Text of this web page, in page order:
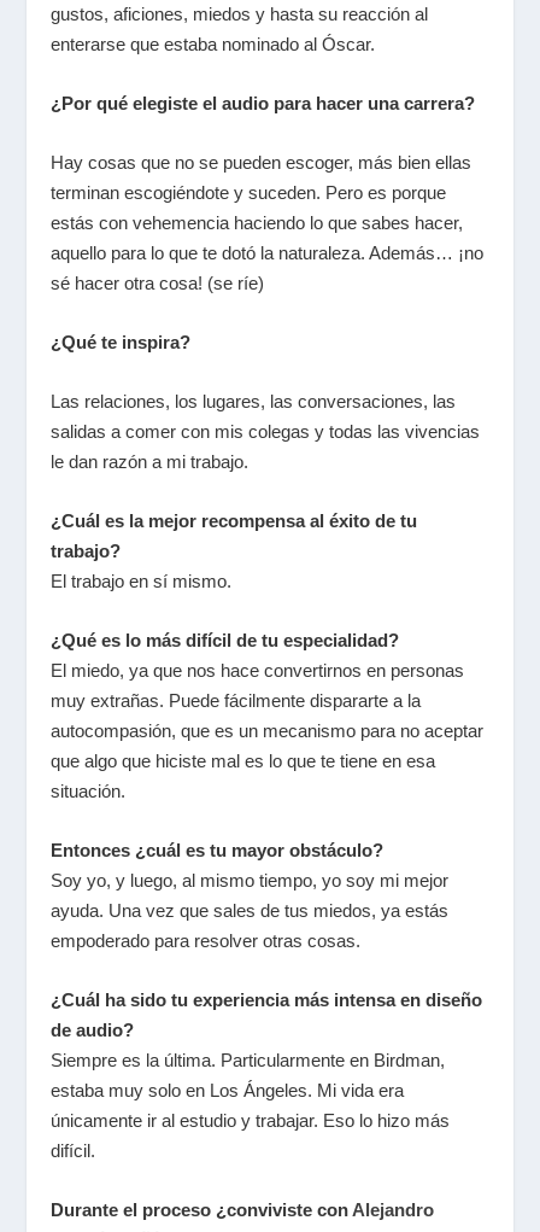
gustos, aficiones, miedos y hasta su reacción al
enterarse que estaba nominado al Óscar.
¿Por qué elegiste el audio para hacer una carrera?
Hay cosas que no se pueden escoger, más bien ellas
terminan escogiéndote y suceden. Pero es porque
estás con vehemencia haciendo lo que sabes hacer,
aquello para lo que te dotó la naturaleza. Además… ¡no
sé hacer otra cosa! (se ríe)
¿Qué te inspira?
Las relaciones, los lugares, las conversaciones, las
salidas a comer con mis colegas y todas las vivencias
le dan razón a mi trabajo.
¿Cuál es la mejor recompensa al éxito de tu
trabajo?
El trabajo en sí mismo.
¿Qué es lo más difícil de tu especialidad?
El miedo, ya que nos hace convertirnos en personas
muy extrañas. Puede fácilmente dispararte a la
autocompasión, que es un mecanismo para no aceptar
que algo que hiciste mal es lo que te tiene en esa
situación.
Entonces ¿cuál es tu mayor obstáculo?
Soy yo, y luego, al mismo tiempo, yo soy mi mejor
ayuda. Una vez que sales de tus miedos, ya estás
empoderado para resolver otras cosas.
¿Cuál ha sido tu experiencia más intensa en diseño
de audio?
Siempre es la última. Particularmente en Birdman,
estaba muy solo en Los Ángeles. Mi vida era
únicamente ir al estudio y trabajar. Eso lo hizo más
difícil.
Durante el proceso ¿conviviste con Alejandro